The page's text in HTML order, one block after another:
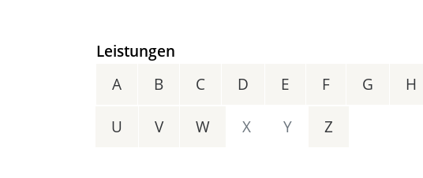
Leistungen
A
B C D E F G H
U V W X Y Z